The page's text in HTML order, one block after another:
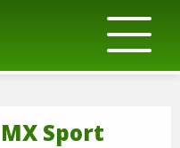
Sport